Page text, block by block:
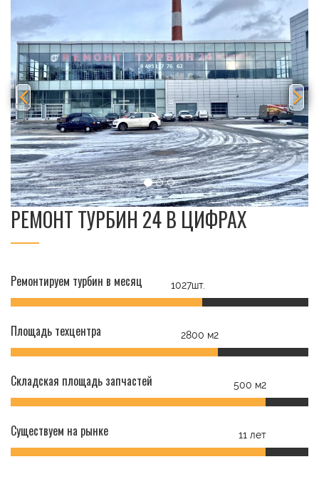
РЕМОНТ ТУРБИН 24 В ЦИФРАХ
Ремонтируем турбин в месяц 1027шт.
Площадь техцентра 2800 м2
Складская площадь запчастей 500 м2
Существуем на рынке 11 лет